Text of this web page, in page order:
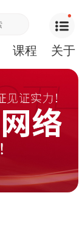
课程 关于